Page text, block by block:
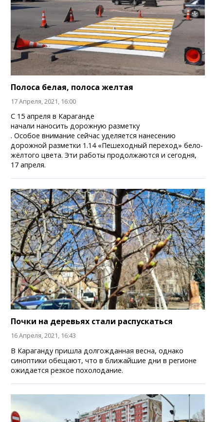
Полоса белая, полоса желтая
17 Апреля, 2021, 16:00
С 15 апреля в Караганде
начали наносить дорожную разметку
. Особое внимание сейчас уделяется нанесению
дорожной разметки 1.14 «Пешеходный переход» бело-
жёлтого цвета. Эти работы продолжаются и сегодня,
17 апреля.
Почки на деревьях стали распускаться
16 Апреля, 2021, 16:43
В Караганду пришла долгожданная весна, однако
синоптики обещают, что в ближайшие дни в регионе
ожидается резкое похолодание.